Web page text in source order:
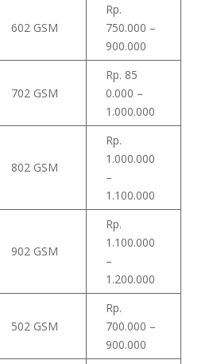
602 GSM
Rp.
750.000 –
900.000
702 GSM
Rp. 85
0.000 –
1.000.000
802 GSM
Rp.
1.000.000
–
1.100.000
902 GSM
Rp.
1.100.000
–
1.200.000
502 GSM
Rp.
700.000 –
900.000